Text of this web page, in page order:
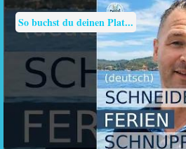
So buchst du deinen Plat...